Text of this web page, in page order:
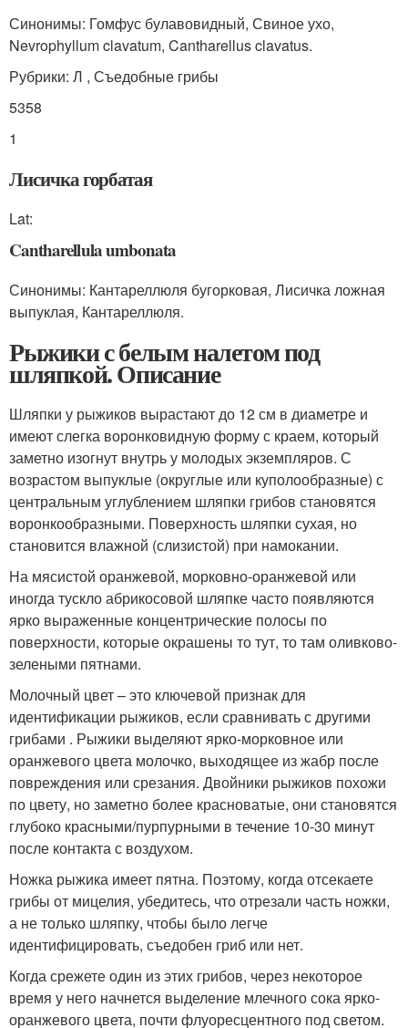
Синонимы: Гомфус булавовидный, Свиное ухо,
Nevrophyllum clavatum, Cantharellus clavatus.
Рубрики: Л , Съедобные грибы
5358
1
Лисичка горбатая
Lat:
Cantharellula umbonata
Синонимы: Кантареллюля бугорковая, Лисичка ложная
выпуклая, Кантареллюля.
Рыжики с белым налетом под
шляпкой. Описание
Шляпки у рыжиков вырастают до 12 см в диаметре и
имеют слегка воронковидную форму с краем, который
заметно изогнут внутрь у молодых экземпляров. С
возрастом выпуклые (округлые или куполообразные) с
центральным углублением шляпки грибов становятся
воронкообразными. Поверхность шляпки сухая, но
становится влажной (слизистой) при намокании.
На мясистой оранжевой, морковно-оранжевой или
иногда тускло абрикосовой шляпке часто появляются
ярко выраженные концентрические полосы по
поверхности, которые окрашены то тут, то там оливково-
зелеными пятнами.
Молочный цвет – это ключевой признак для
идентификации рыжиков, если сравнивать с другими
грибами . Рыжики выделяют ярко-морковное или
оранжевого цвета молочко, выходящее из жабр после
повреждения или срезания. Двойники рыжиков похожи
по цвету, но заметно более красноватые, они становятся
глубоко красными/пурпурными в течение 10-30 минут
после контакта с воздухом.
Ножка рыжика имеет пятна. Поэтому, когда отсекаете
грибы от мицелия, убедитесь, что отрезали часть ножки,
а не только шляпку, чтобы было легче
идентифицировать, съедобен гриб или нет.
Когда срежете один из этих грибов, через некоторое
время у него начнется выделение млечного сока ярко-
оранжевого цвета, почти флуоресцентного под светом.